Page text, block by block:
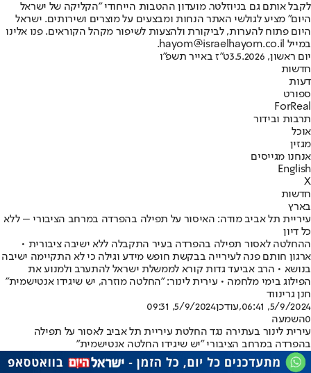
לקבל אותם גם בניוזלטר. מועדון ההטבות הייחודי "הקליקה של ישראל
היום" מציע לגולשי האתר הנחות ומבצעים על מוצרים ושירותים. ישראל
היום פתוח להערות, לביקורת ולהצעות לשיפור מקהל הקוראים. פנו אלינו
במייל hayom@israelhayom.co.il.
יום ראשון, 3.5.2026
ט"ז באייר תשפ"ו
חדשות
דעות
ספורט
ForReal
תרבות ובידור
אוכל
מגזין
אנחנו מגייסים
English
X
חדשות
בארץ
עיריית תל אביב מודה: האיסור על תפילה בהפרדה במרחב הציבורי – ללא
כל דיון
ההחלטה לאסור תפילה בהפרדה בעיר התקבלה ללא ישיבה ציבורית •
ארגון חותם פנה לעירייה בבקשת חופש מידע וגילה כי לא התקיימה ישיבה
בנושא • הרב אביעד גדות קורא לממשלת ישראל להתערב ולמנוע את
הפילוג בימי מלחמה • עירית לינור: "החלטה מוזרה, יש שיגידו אנטישמית"
חנן גרינווד
5/9/2024, 06:41
,עודכן5/9/2024, 09:31
0השמעה
עירית לינור בעתירה נגד החלטת עיריית תל אביב לאסור על תפילה
בהפרדה במרחב הציבורי "יש שיגידו החלטה אנטישמית"